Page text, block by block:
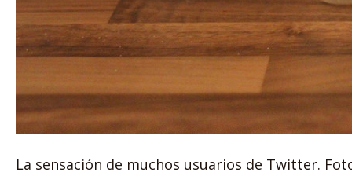
La sensación de muchos usuarios de Twitter.